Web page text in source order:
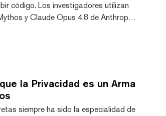
código. Los investigadores utilizan
y Claude Opus 4.8 de Anthropic,
de software, lo que
la Privacidad es un Arma
siempre ha sido la especialidad de